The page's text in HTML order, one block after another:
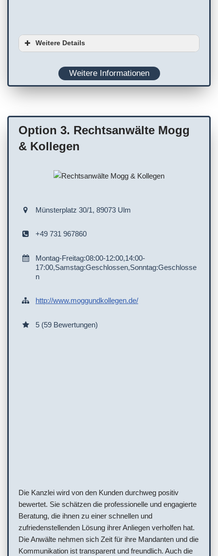
Weitere Details
Barrierefreiheit
Weitere Informationen
Option 3. Rechtsanwälte Mogg
& Kollegen
Münsterplatz 30/1, 89073 Ulm
+49 731 967860
Montag-Freitag:08:00-12:00,14:00-
17:00,Samstag:Geschlossen,Sonntag:Geschlosse
n
http://www.moggundkollegen.de/
5 (59 Bewertungen)
Die Kanzlei wird von den Kunden durchweg positiv
bewertet. Sie schätzen die professionelle und engagierte
Beratung, die ihnen zu einer schnellen und
zufriedenstellenden Lösung ihrer Anliegen verholfen hat.
Die Anwälte nehmen sich Zeit für ihre Mandanten und die
Kommunikation ist transparent und freundlich. Auch die